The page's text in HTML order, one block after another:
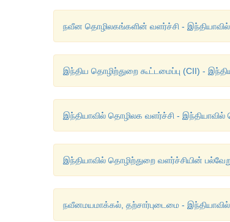
நவீன தொழிலகங்களின் வளர்ச்சி - இந்தியாவில்
இந்திய தொழிற்துறை கூட்டமைப்பு (CII) -
இந்தியாவில் தொழிலக வளர்ச்சி - இந்தியாவில்
இந்தியாவில் தொழிற்துறை வளர்ச்சியின்
நவீனமயமாக்கல், தற்சார்புடைமை -